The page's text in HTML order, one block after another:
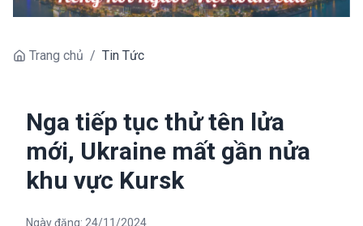
Trang chủ / Tin Tức
Nga tiếp tục thử tên lửa
mới, Ukraine mất gần nửa
khu vực Kursk
Ngày đăng: 24/11/2024